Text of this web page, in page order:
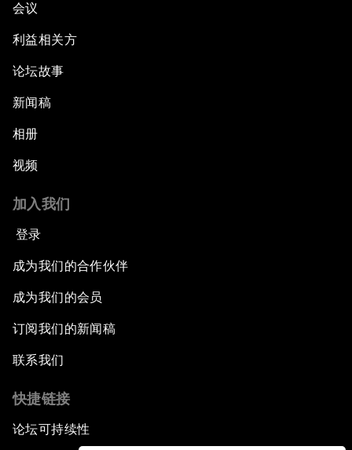
会议
利益相关方
论坛故事
新闻稿
相册
视频
加入我们
登录
成为我们的合作伙伴
成为我们的会员
订阅我们的新闻稿
联系我们
快捷链接
论坛可持续性